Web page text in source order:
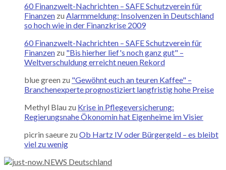
60 Finanzwelt-Nachrichten – SAFE Schutzverein für
Finanzen zu Alarmmeldung: Insolvenzen in Deutschland
so hoch wie in der Finanzkrise 2009
60 Finanzwelt-Nachrichten – SAFE Schutzverein für
Finanzen zu "Bis hierher lief's noch ganz gut" –
Weltverschuldung erreicht neuen Rekord
blue green zu "Gewöhnt euch an teuren Kaffee" –
Branchenexperte prognostiziert langfristig hohe Preise
Methyl Blau zu Krise in Pflegeversicherung:
Regierungsnahe Ökonomin hat Eigenheime im Visier
picrin saeure zu Ob Hartz IV oder Bürgergeld – es bleibt
viel zu wenig